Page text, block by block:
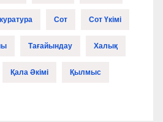
Сот Сот Үкімі
Тағайындау Халық
Қала Әкімі Қылмыс